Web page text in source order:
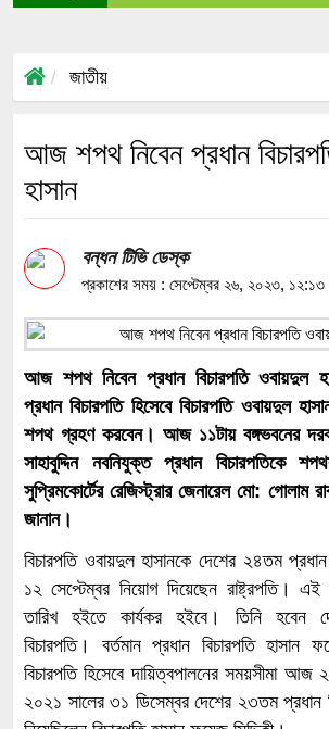
জাতীয়
আজ শপথ নিবেন প্রধান
হাসান
বন্ধন টিভি ডেস্ক
প্রকাশের সময় : সেপ্টেম্বর ২৬, ২০২৩, ১২:১৩
আজ শপথ নিবেন প্রধান বিচারপতি ওবায়দুল
প্রধান বিচারপতি হিসেবে বিচারপতি ওবায়দুল
শপথ গ্রহণ করবেন। আজ ১১টায় বঙ্গভবনের
সাহাবুদ্দিন নবনিযুক্ত প্রধান বিচারপতিকে
সুপ্রিমকোর্টের রেজিস্ট্রার জেনারেল মো: গোলাম
জানান।
বিচারপতি ওবায়দুল হাসানকে দেশের ২৪তম
১২ সেপ্টেম্বর নিয়োগ দিয়েছেন রাষ্ট্রপতি।
তারিখ হইতে কার্যকর হইবে। তিনি হবেন
বিচারপতি। বর্তমান প্রধান বিচারপতি হাসান
বিচারপতি হিসেবে দায়িত্বপালনের সময়সীমা আজ
২০২১ সালের ৩১ ডিসেম্বর দেশের ২৩তম প্রধান